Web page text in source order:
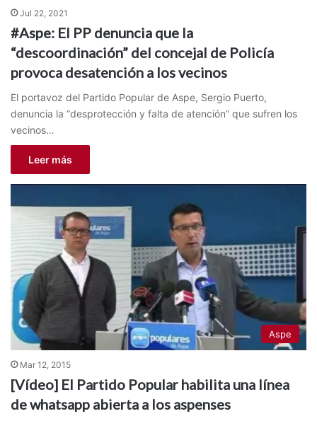
Jul 22, 2021
#Aspe: El PP denuncia que la
“descoordinación” del concejal de Policía
provoca desatención a los vecinos
El portavoz del Partido Popular de Aspe, Sergio Puerto,
denuncia la “desprotección y falta de atención” que sufren los
vecinos…
Leer más
Aspe
Mar 12, 2015
[Vídeo] El Partido Popular habilita una línea
de whatsapp abierta a los aspenses